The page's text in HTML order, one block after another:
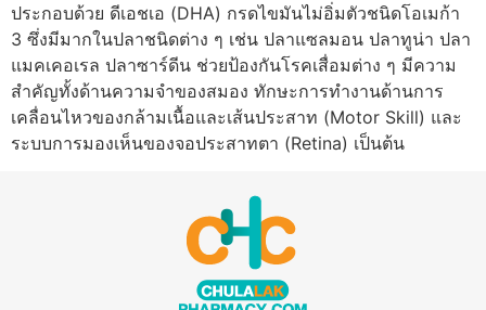
ประกอบด้วย ดีเอชเอ (DHA) กรดไขมันไม่อิ่มตัวชนิดโอเมก้า
3 ซึ่งมีมากในปลาชนิดต่าง ๆ เช่น ปลาแซลมอน ปลาทูน่า ปลา
แมคเคอเรล ปลาซาร์ดีน ช่วยป้องกันโรคเสื่อมต่าง ๆ มีความ
สำคัญทั้งด้านความจำของสมอง ทักษะการทำงานด้านการ
เคลื่อนไหวของกล้ามเนื้อและเส้นประสาท (Motor Skill) และ
ระบบการมองเห็นของจอประสาทตา (Retina) เป็นต้น